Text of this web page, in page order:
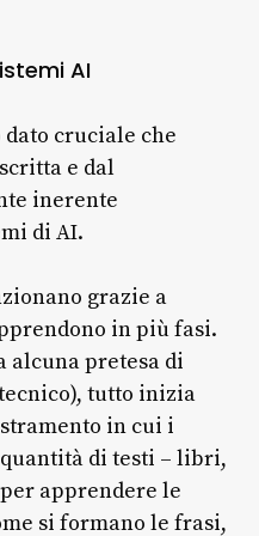
AI
cruciale che
e dal
inerente
di AI.
grazie a
in più fasi.
alcuna pretesa di
tutto inizia
in cui i
di testi – libri,
apprendere le
si formano le frasi,